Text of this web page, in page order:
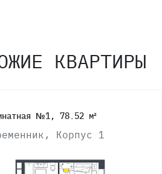
КВАРТИРЫ
№1, 78.52 м²
Корпус 1